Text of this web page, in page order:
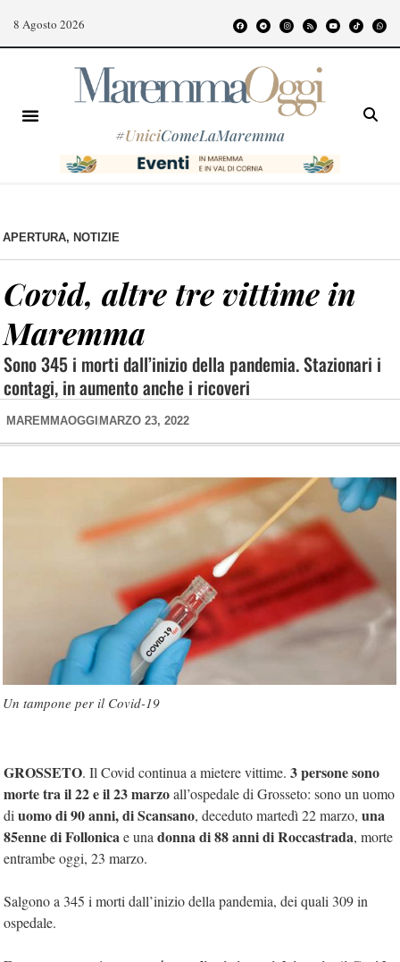
8 Agosto 2026
#UniciComeLaMaremma
APERTURA, NOTIZIE
Covid, altre tre vittime in
Maremma
Sono 345 i morti dall’inizio della pandemia. Stazionari i
contagi, in aumento anche i ricoveri
MAREMMAOGGI MARZO 23, 2022
Un tampone per il Covid-19
GROSSETO. Il Covid continua a mietere vittime. 3 persone sono
morte tra il 22 e il 23 marzoall’ospedale di Grosseto: sono un uomo
di uomo di 90 anni, di Scansano, deceduto martedì 22 marzo, una
85enne di Follonicae una donna di 88 anni di Roccastrada, morte
entrambe oggi, 23 marzo.
Salgono a 345 i morti dall’inizio della pandemia, dei quali 309 in
ospedale.